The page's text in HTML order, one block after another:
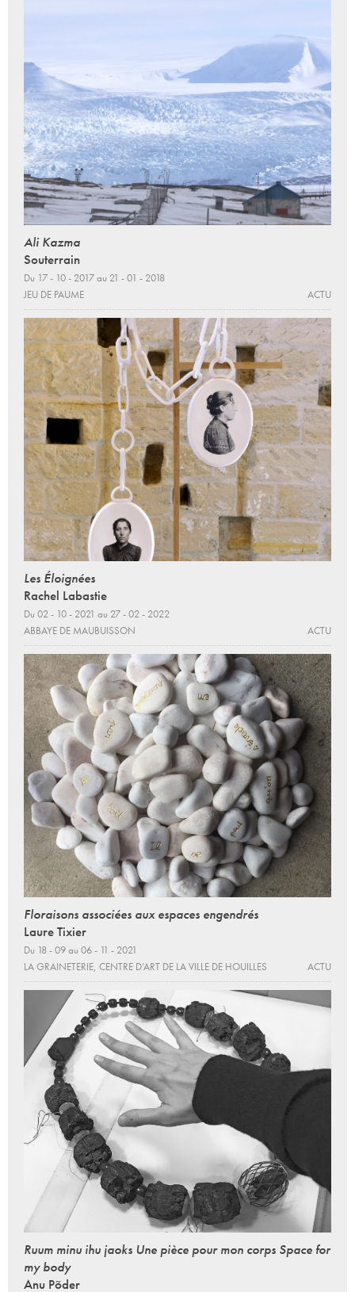
Ali Kazma
Souterrain
Du 17 - 10 - 2017 au 21 - 01 - 2018
JEU DE PAUME
ACTU
Les Éloignées
Rachel Labastie
Du 02 - 10 - 2021 au 27 - 02 - 2022
ABBAYE DE MAUBUISSON
ACTU
Floraisons associées aux espaces engendrés
Laure Tixier
Du 18 - 09 au 06 - 11 - 2021
LA GRAINETERIE, CENTRE D’ART DE LA VILLE DE HOUILLES
ACTU
Ruum minu ihu jaoks Une pièce pour mon corps Space for
my body
Anu Põder